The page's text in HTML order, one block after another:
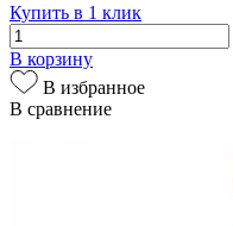
Купить в 1 клик
В корзину
В избранное
В сравнение